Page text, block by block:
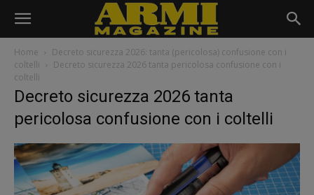
Home
Decreto sicurezza 2026: tanta (pericolosa) confusione con i
coltelli
Decreto sicurezza 2026 tanta pericolosa confusione con i
coltelli
Decreto sicurezza 2026 tanta
pericolosa confusione con i coltelli